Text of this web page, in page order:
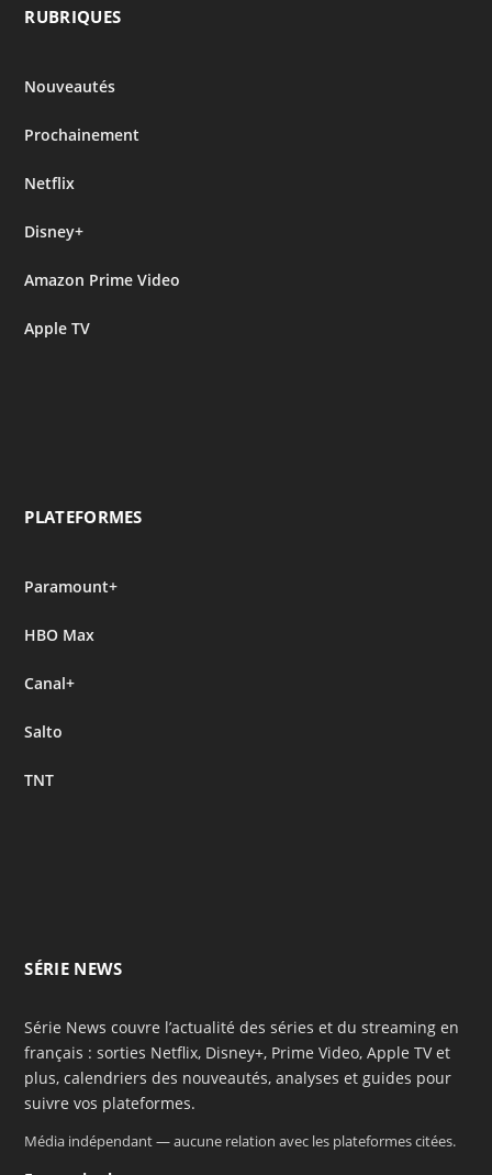
RUBRIQUES
Nouveautés
Prochainement
Netflix
Disney+
Amazon Prime Video
Apple TV
PLATEFORMES
Paramount+
HBO Max
Canal+
Salto
TNT
SÉRIE NEWS
Série News couvre l’actualité des séries et du streaming en
français : sorties Netflix, Disney+, Prime Video, Apple TV et
plus, calendriers des nouveautés, analyses et guides pour
suivre vos plateformes.
Média indépendant — aucune relation avec les plateformes citées.